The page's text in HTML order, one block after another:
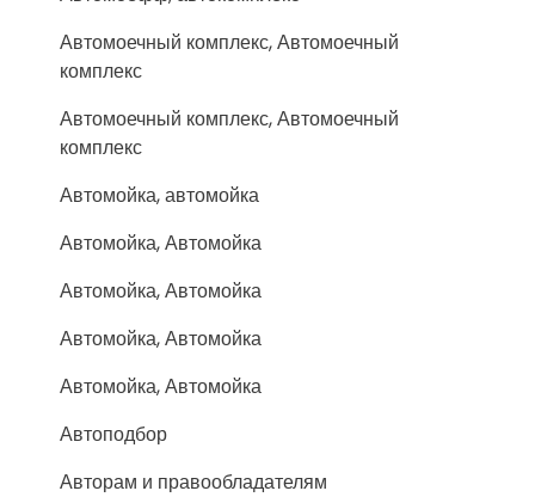
Автомоечный комплекс, Автомоечный
комплекс
Автомоечный комплекс, Автомоечный
комплекс
Автомойка, автомойка
Автомойка, Автомойка
Автомойка, Автомойка
Автомойка, Автомойка
Автомойка, Автомойка
Автоподбор
Авторам и правообладателям